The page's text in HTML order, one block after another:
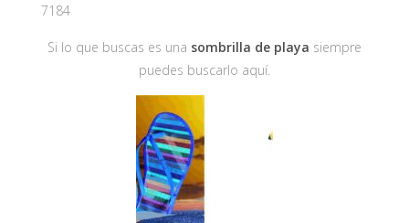
7184
Si lo que buscas es una sombrilla de playa siempre
puedes buscarlo aquí.